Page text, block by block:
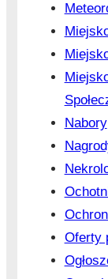
Nabory
Oferty